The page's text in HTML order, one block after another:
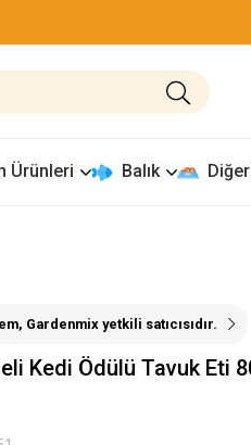
Ürünleri Balık
Gardenmix yetkili satıcısıdır.
Kedi Ödülü Tavuk Eti